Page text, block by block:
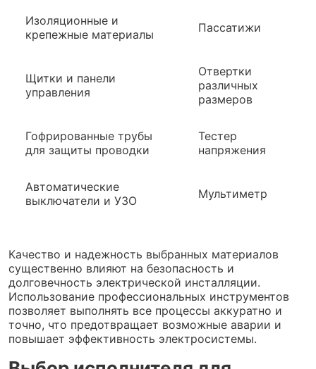
Изоляционные и
крепежные материалы
Пассатижи
Щитки и панели
управления
Отвертки
различных
размеров
Гофрированные трубы
для защиты проводки
Тестер
напряжения
Автоматические
выключатели и УЗО
Мультиметр
Качество и надежность выбранных материалов
существенно влияют на безопасность и
долговечность электрической инсталляции.
Использование профессиональных инструментов
позволяет выполнять все процессы аккуратно и
точно, что предотвращает возможные аварии и
повышает эффективность электросистемы.